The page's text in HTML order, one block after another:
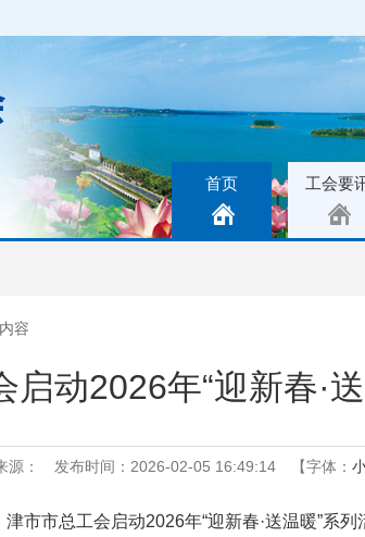
首页 工会要
容
启动2026年“迎新春·
源： 发布时间：2026-02-05 16:49:14 【字体：
市市总工会启动2026年“迎新春·送温暖”系